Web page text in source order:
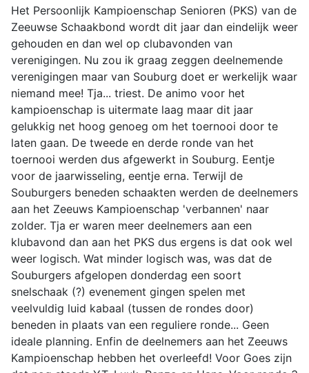
Het Persoonlijk Kampioenschap Senioren (PKS) van de
Zeeuwse Schaakbond wordt dit jaar dan eindelijk weer
gehouden en dan wel op clubavonden van
verenigingen. Nu zou ik graag zeggen deelnemende
verenigingen maar van Souburg doet er werkelijk waar
niemand mee! Tja... triest. De animo voor het
kampioenschap is uitermate laag maar dit jaar
gelukkig net hoog genoeg om het toernooi door te
laten gaan. De tweede en derde ronde van het
toernooi werden dus afgewerkt in Souburg. Eentje
voor de jaarwisseling, eentje erna. Terwijl de
Souburgers beneden schaakten werden de deelnemers
aan het Zeeuws Kampioenschap 'verbannen' naar
zolder. Tja er waren meer deelnemers aan een
klubavond dan aan het PKS dus ergens is dat ook wel
weer logisch. Wat minder logisch was, was dat de
Souburgers afgelopen donderdag een soort
snelschaak (?) evenement gingen spelen met
veelvuldig luid kabaal (tussen de rondes door)
beneden in plaats van een reguliere ronde... Geen
ideale planning. Enfin de deelnemers aan het Zeeuws
Kampioenschap hebben het overleefd! Voor Goes zijn